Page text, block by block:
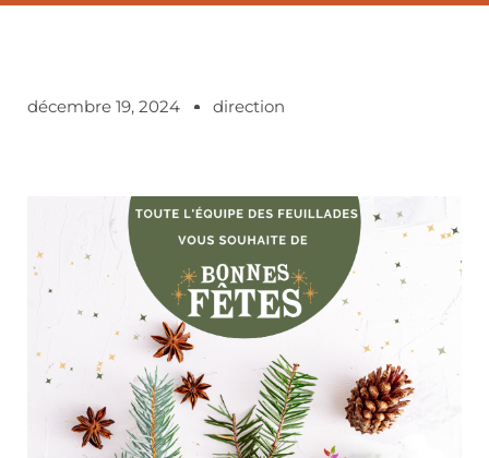
décembre 19, 2024 direction